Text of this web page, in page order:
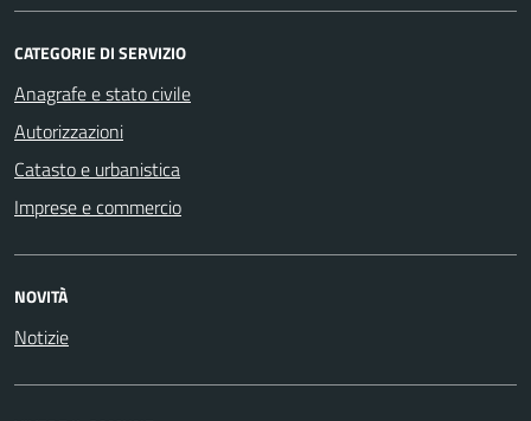
CATEGORIE DI SERVIZIO
Anagrafe e stato civile
Autorizzazioni
Catasto e urbanistica
Imprese e commercio
NOVITÀ
Notizie